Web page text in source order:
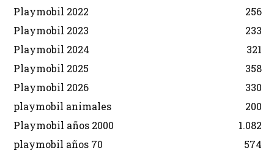
Playmobil 2022
256
Playmobil 2023
233
Playmobil 2024
321
Playmobil 2025
358
Playmobil 2026
330
playmobil animales
200
Playmobil años 2000
1.082
playmobil años 70
574